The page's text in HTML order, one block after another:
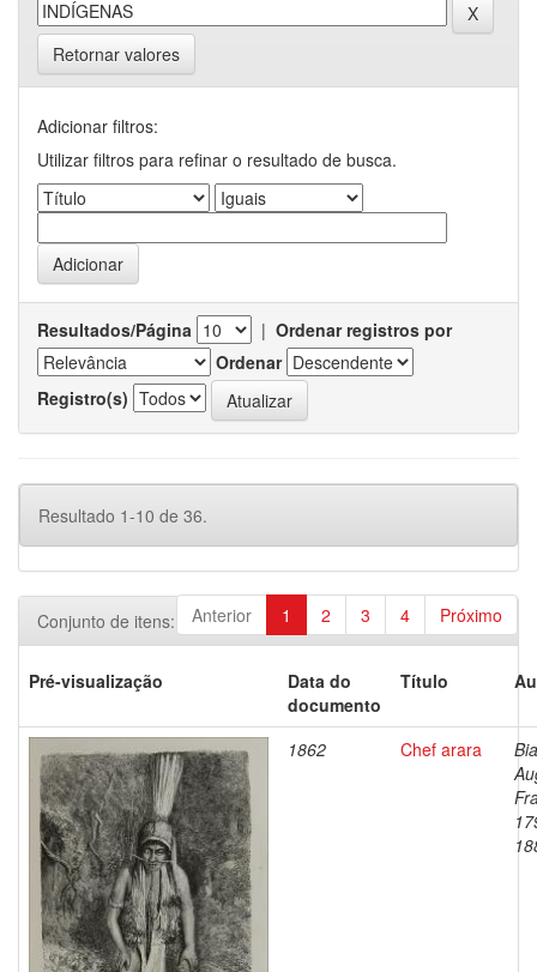
Retornar valores
Adicionar filtros:
Utilizar filtros para refinar o resultado de busca.
Resultados/Página | Ordenar registros por
Ordenar
Registro(s)
Resultado 1-10 de 36.
Anterior 1 2 3 4 Próximo
Conjunto de itens:
Pré-visualização
Data do
documento
Título
1862 Chef arara